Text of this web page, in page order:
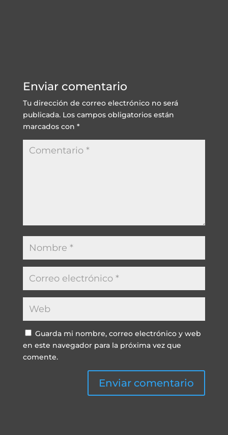
Enviar comentario
Tu dirección de correo electrónico no será
publicada. Los campos obligatorios están
marcados con *
Guarda mi nombre, correo electrónico y web
en este navegador para la próxima vez que
comente.